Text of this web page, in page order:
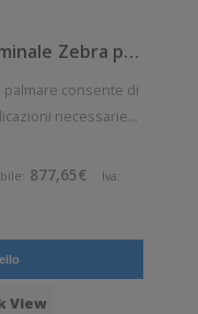
KT-MC27BK-2B3S3RW - Terminale Zebra palmare modello MC2700
necessarie
con la flessibilità
ed i clienti
877,65€ Iva:
View